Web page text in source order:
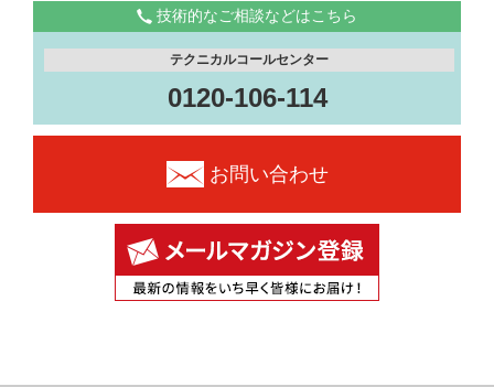
技術的なご相談などはこちら
テクニカルコールセンター
0120-106-114
お問い合わせ